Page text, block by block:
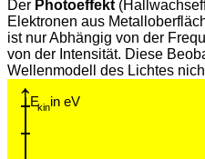
Der Photoeffekt
Elektronen aus
ist nur Abhängig von der
von der Intensität. Diese
Wellenmodell des Lichtes
↑E in eV
kin